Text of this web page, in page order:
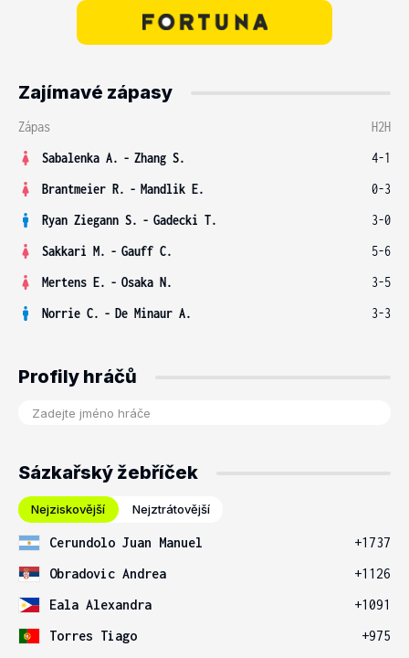
Zajímavé zápasy
Zápas
H2H
Sabalenka A. - Zhang S.
4-1
Brantmeier R. - Mandlik E.
0-3
Ryan Ziegann S. - Gadecki T.
3-0
Sakkari M. - Gauff C.
5-6
Mertens E. - Osaka N.
3-5
Norrie C. - De Minaur A. 3-3
Profily hráčů
Sázkařský žebříček
Nejziskovější Nejztrátovější
Cerundolo Juan Manuel
+1737
Obradovic Andrea
+1126
Eala Alexandra
+1091
Torres Tiago
+975